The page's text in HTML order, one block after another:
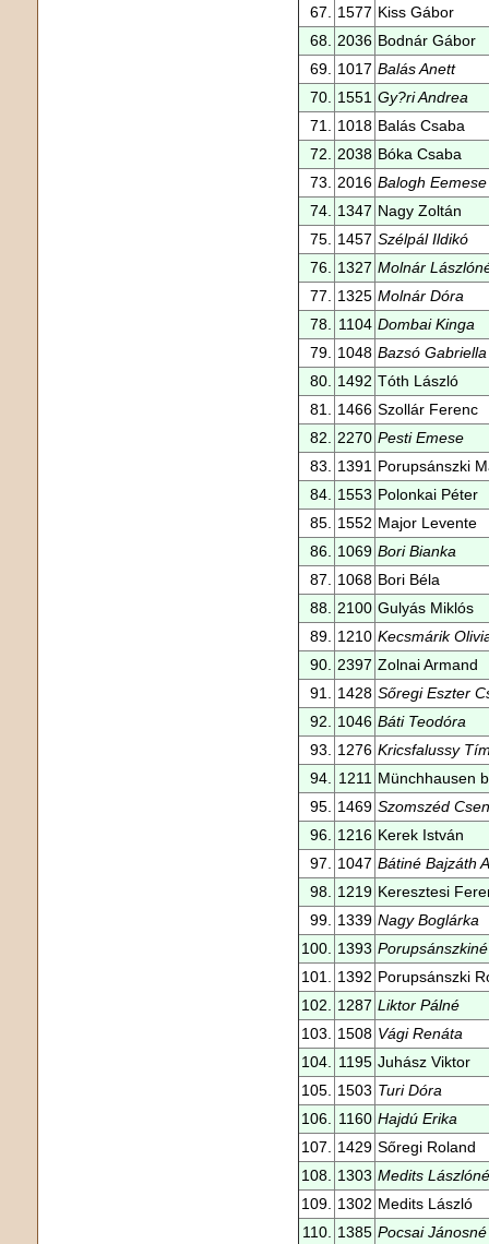
67.
1577 Kiss Gábor
68.
2036 Bodnár Gábor
69.
1017 Balás Anett
70.
1551 Gy?ri Andrea
71.
1018 Balás Csaba
72.
2038 Bóka Csaba
73.
2016 Balogh Eemese
74.
1347 Nagy Zoltán
75.
1457 Szélpál Ildikó
76.
1327 Molnár
77.
1325 Molnár Dóra
78.
1104 Dombai Kinga
79.
1048 Bazsó Gabriella
80.
1492 Tóth László
81.
1466 Szollár Ferenc
82.
2270 Pesti Emese
83.
1391 Porupsánszki
84.
1553 Polonkai Péter
85.
1552 Major Levente
86.
1069 Bori Bianka
87.
1068 Bori Béla
88.
2100 Gulyás Miklós
89.
1210 Kecsmárik
90.
2397 Zolnai Armand
91.
1428 Sőregi Eszter
92.
1046 Báti Teodóra
93.
1276 Kricsfalussy
94.
1211 Münchhausen
95.
1469 Szomszéd
96.
1216 Kerek István
97.
1047 Bátiné Bajzáth
98.
1219 Keresztesi
99.
1339 Nagy Boglárka
100.
1393
101.
1392 Porupsánszki
102.
1287 Liktor Pálné
103.
1508 Vági Renáta
104.
1195 Juhász Viktor
105.
1503 Turi Dóra
106.
1160 Hajdú Erika
107.
1429 Sőregi Roland
108.
1303 Medits Lászlóné
109.
1302 Medits László
110.
1385 Pocsai Jánosné